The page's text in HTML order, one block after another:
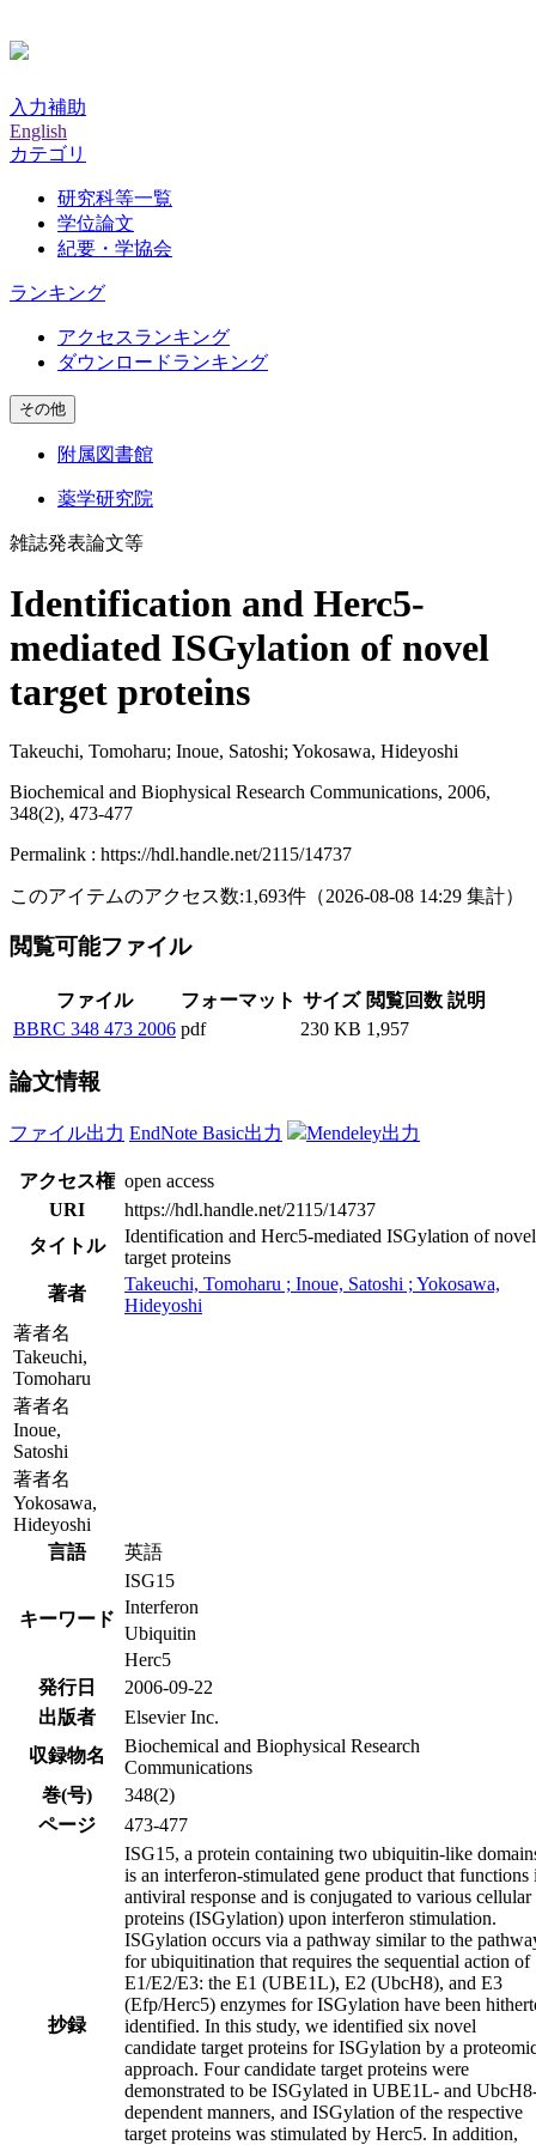
入力補助
English
カテゴリ
研究科等一覧
学位論文
紀要・学協会
ランキング
アクセスランキング
ダウンロードランキング
その他
附属図書館
薬学研究院
雑誌発表論文等
Identification and Herc5-
mediated ISGylation of novel
target proteins
Takeuchi, Tomoharu; Inoue, Satoshi; Yokosawa, Hideyoshi
Biochemical and Biophysical Research Communications, 2006,
348(2), 473-477
Permalink : https://hdl.handle.net/2115/14737
このアイテムのアクセス数:1,693件 （2026-08-08 14:29 集計）
閲覧可能ファイル
ファイル フォーマット サイズ 閲覧回数 説明
BBRC 348 473 2006 pdf 230 KB 1,957
論文情報
ファイル出力 EndNote Basic出力 Mendeley出力
アクセス権 open access
URI
https://hdl.handle.net/2115/14737
タイトル
Identification and Herc5-mediated ISGylation of novel
target proteins
著者
Takeuchi, Tomoharu ; Inoue, Satoshi ; Yokosawa,
Hideyoshi
著者名
Takeuchi,
Tomoharu
著者名
Inoue,
Satoshi
著者名
Yokosawa,
Hideyoshi
言語
英語
キーワード
ISG15
Interferon
Ubiquitin
Herc5
発行日
2006-09-22
出版者
Elsevier Inc.
収録物名
Biochemical and Biophysical Research
Communications
巻(号)
348(2)
ページ
473-477
抄録
ISG15, a protein containing two ubiquitin-like
is an interferon-stimulated gene product that functions
antiviral response and is conjugated to various cellular
proteins (ISGylation) upon interferon stimulation.
ISGylation occurs via a pathway similar to the
for ubiquitination that requires the sequential action of
E1/E2/E3: the E1 (UBE1L), E2 (UbcH8), and E3
(Efp/Herc5) enzymes for ISGylation have been
identified. In this study, we identified six novel
candidate target proteins for ISGylation by a
approach. Four candidate target proteins were
demonstrated to be ISGylated in UBE1L- and
dependent manners, and ISGylation of the respective
target proteins was stimulated by Herc5. In addition,